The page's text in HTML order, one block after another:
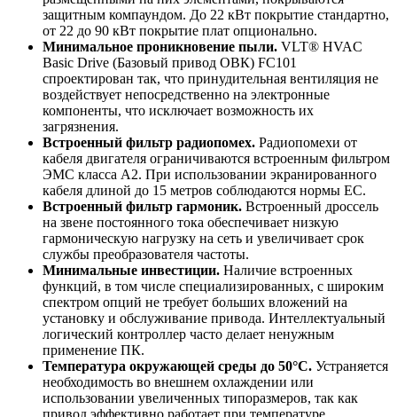
защитным компаундом. До 22 кВт покрытие стандартно,
от 22 до 90 кВт покрытие плат опционально.
Минимальное проникновение пыли. VLT® HVAC
Basic Drive (Базовый привод ОВК) FC101
спроектирован так, что принудительная вентиляция не
воздействует непосредственно на электронные
компоненты, что исключает возможность их
загрязнения.
Встроенный фильтр радиопомех. Радиопомехи от
кабеля двигателя ограничиваются встроенным фильтром
ЭМС класса А2. При использовании экранированного
кабеля длиной до 15 метров соблюдаются нормы ЕС.
Встроенный фильтр гармоник. Встроенный дроссель
на звене постоянного тока обеспечивает низкую
гармоническую нагрузку на сеть и увеличивает срок
службы преобразователя частоты.
Минимальные инвестиции. Наличие встроенных
функций, в том числе специализированных, с широким
спектром опций не требует больших вложений на
установку и обслуживание привода. Интеллектуальный
логический контроллер часто делает ненужным
применение ПК.
Температура окружающей среды до 50°С. Устраняется
необходимость во внешнем охлаждении или
использовании увеличенных типоразмеров, так как
привод эффективно работает при температуре